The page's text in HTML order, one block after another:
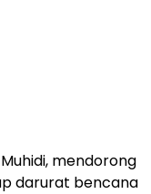
Muhidi, mendorong
darurat bencana